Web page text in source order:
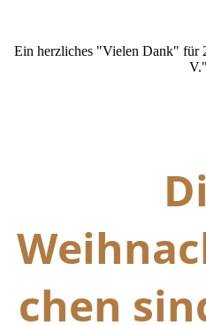
Ein herzliches "Vielen Dank" für
V."
chen